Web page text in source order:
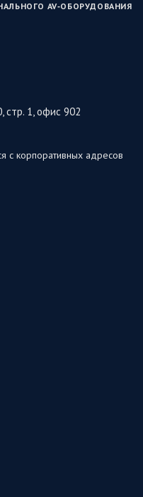
AV‑ОБОРУДОВАНИЯ
стр. 1, офис 902
с корпоративных адресов